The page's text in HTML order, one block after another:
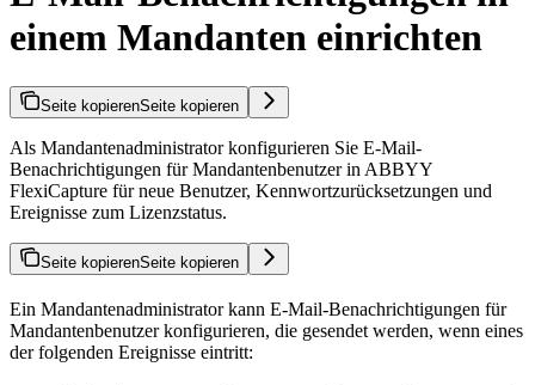
einem Mandanten einrichten
Seite kopierenSeite kopieren
Als Mandantenadministrator konfigurieren Sie E-Mail-
Benachrichtigungen für Mandantenbenutzer in ABBYY
FlexiCapture für neue Benutzer, Kennwortzurücksetzungen und
Ereignisse zum Lizenzstatus.
Seite kopierenSeite kopieren
Ein Mandantenadministrator kann E-Mail-Benachrichtigungen für
Mandantenbenutzer konfigurieren, die gesendet werden, wenn eines
der folgenden Ereignisse eintritt: